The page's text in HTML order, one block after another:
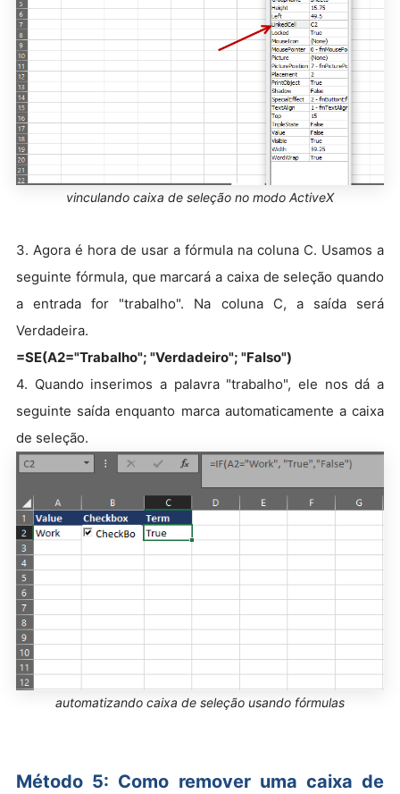
vinculando caixa de seleção no modo ActiveX
3. Agora é hora de usar a fórmula na coluna C. Usamos a
seguinte fórmula, que marcará a caixa de seleção quando
a entrada for "trabalho". Na coluna C, a saída será
Verdadeira.
=SE(A2="Trabalho"; "Verdadeiro"; "Falso")
4. Quando inserimos a palavra "trabalho", ele nos dá a
seguinte saída enquanto marca automaticamente a caixa
de seleção.
automatizando caixa de seleção usando fórmulas
Método 5: Como remover uma caixa de